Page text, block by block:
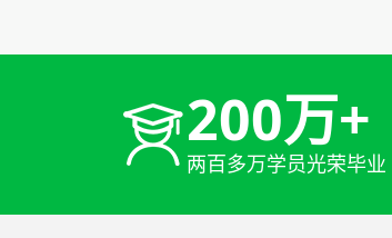
200万+
两百多万学员光荣毕业